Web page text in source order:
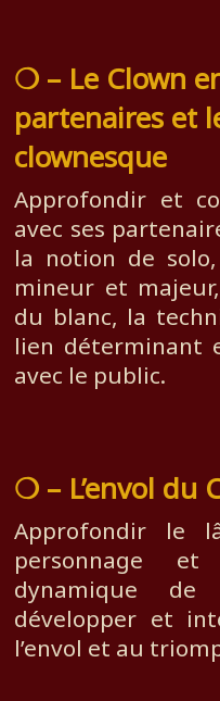
❍ – Le Clown
partenaires et
clownesque
Approfondir et
avec ses
la notion de
mineur et
du blanc, la
lien déterminant
avec le public.
❍ – L’envol du
Approfondir le
personnage
dynamique de
développer et
l’envol et au